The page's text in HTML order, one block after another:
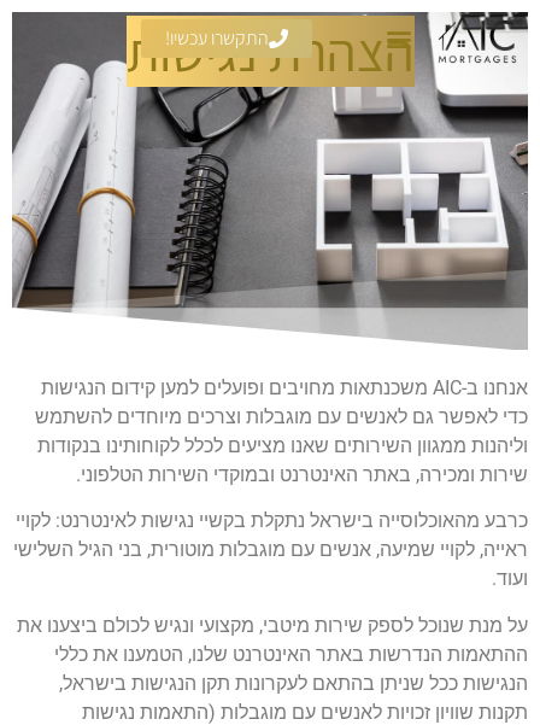
התקשרו עכשיו!
הצהרת נגישות
אנחנו ב-AIC משכנתאות
מחויבים ופועלים למען קידום הנגישות
כדי לאפשר גם לאנשים עם מוגבלות וצרכים מיוחדים להשתמש
וליהנות ממגוון השירותים שאנו מציעים לכלל לקוחותינו בנקודות
שירות ומכירה, באתר האינטרנט ובמוקדי השירות הטלפוני.
כרבע מהאוכלוסייה בישראל נתקלת בקשיי נגישות לאינטרנט: לקויי
ראייה, לקויי שמיעה, אנשים עם מוגבלות מוטורית, בני הגיל השלישי
ועוד.
על מנת שנוכל לספק שירות מיטבי, מקצועי ונגיש לכולם ביצענו את
ההתאמות הנדרשות באתר האינטרנט שלנו, הטמענו את כללי
הנגישות ככל שניתן בהתאם לעקרונות תקן הנגישות בישראל,
תקנות שוויון זכויות לאנשים עם מוגבלות (התאמות נגישות